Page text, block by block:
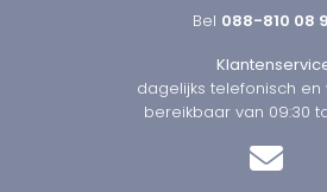
Bel 088-810 08
dagelijks telefonisch
bereikbaar van 09:30